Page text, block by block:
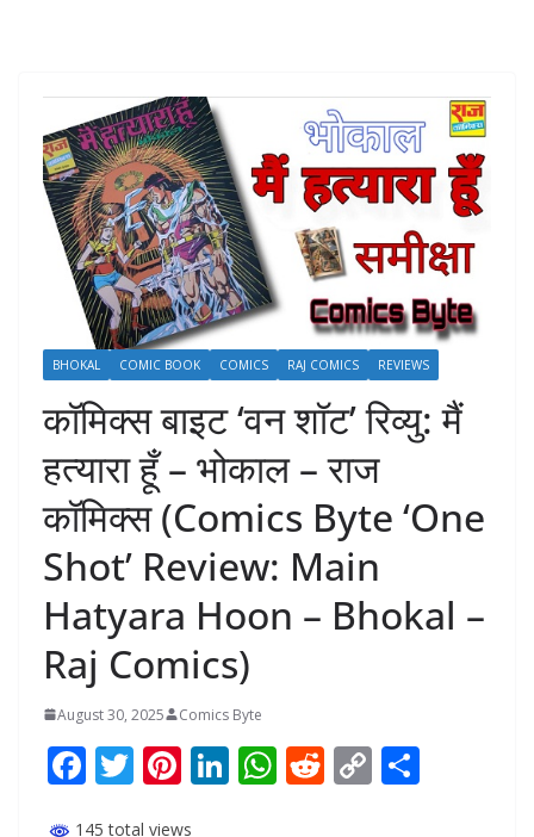
BHOKAL COMIC BOOK COMICS RAJ COMICS REVIEWS
कॉमिक्स बाइट ‘वन शॉट’ रिव्यु: मैं
हत्यारा हूँ – भोकाल – राज
कॉमिक्स (Comics Byte ‘One
Shot’ Review: Main
Hatyara Hoon – Bhokal –
Raj Comics)
August 30, 2025 Comics Byte
F T Pi Li W R C
145 total views